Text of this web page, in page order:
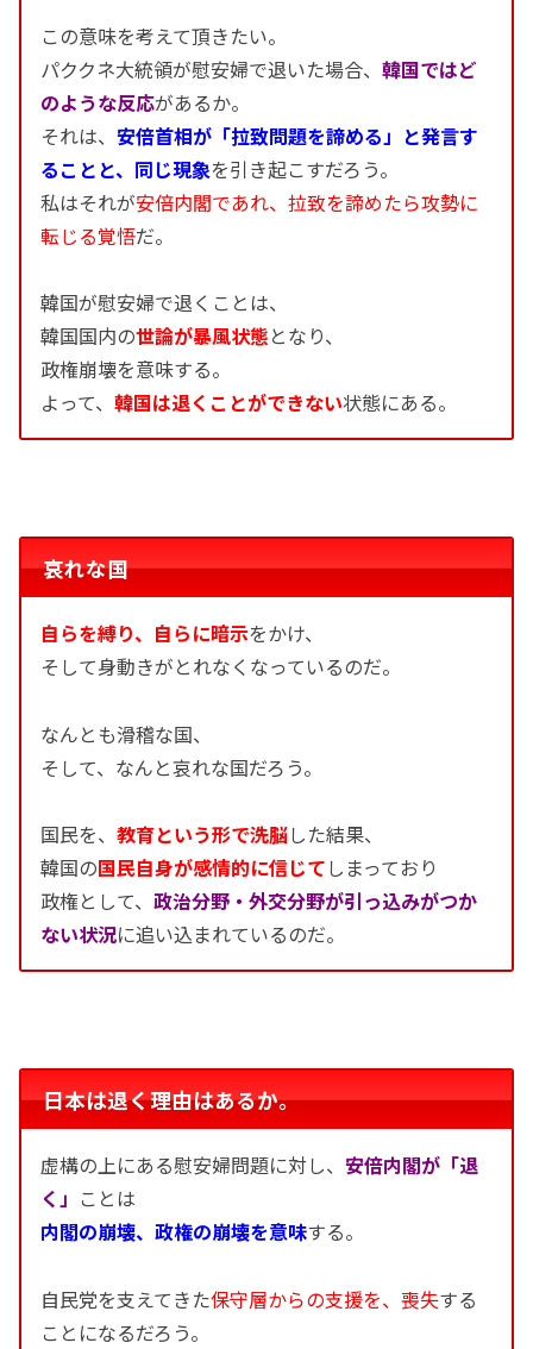
この意味を考えて頂きたい。
パククネ大統領が慰安婦で退いた場合、 韓国ではど
のような反応があるか。
それは、 安倍首相が「拉致問題を諦める」と発言す
ることと、同じ現象を引き起こすだろう。
私はそれが安倍内閣であれ、拉致を諦めたら攻勢に
転じる覚悟だ。
韓国が慰安婦で退くことは、
韓国国内の世論が暴風状態となり、
政権崩壊を意味する。
よって、 韓国は退くことができない状態にある。
哀れな国
自らを縛り、自らに暗示をかけ、
そして身動きがとれなくなっているのだ。
なんとも滑稽な国、
そして、なんと哀れな国だろう。
国民を、 教育という形で洗脳した結果、
韓国の国民自身が感情的に信じて しまっており
政権として、 政治分野・外交分野が引っ込みがつか
ない状況に追い込まれているのだ。
日本は退く理由はあるか。
虚構の上にある慰安婦問題に対し、 安倍内閣が「退
く」 ことは
内閣の崩壊、政権の崩壊を意味する。
自民党を支えてきた保守層からの支援を、喪失する
ことになるだろう。